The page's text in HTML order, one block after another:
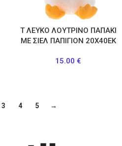
Τ ΛΕΥΚΟ ΛΟΥΤΡΙΝΟ ΠΑΠΑΚΙ
ΜΕ ΣΙΕΛ ΠΑΠΙΓΙΟΝ 20Χ40ΕΚ
15.00 €
3 4 5 →